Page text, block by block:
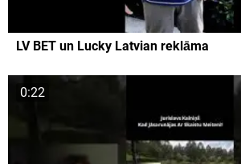
LV BET un Lucky Latvian reklāma
0:22